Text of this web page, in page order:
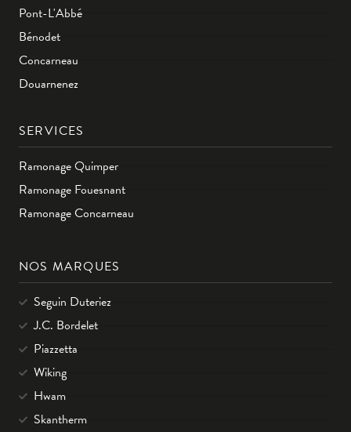
Pont-L'Abbé
Bénodet
Concarneau
Douarnenez
SERVICES
Ramonage Quimper
Ramonage Fouesnant
Ramonage Concarneau
NOS MARQUES
Seguin Duteriez
J.C. Bordelet
Piazzetta
Wiking
Hwam
Skantherm